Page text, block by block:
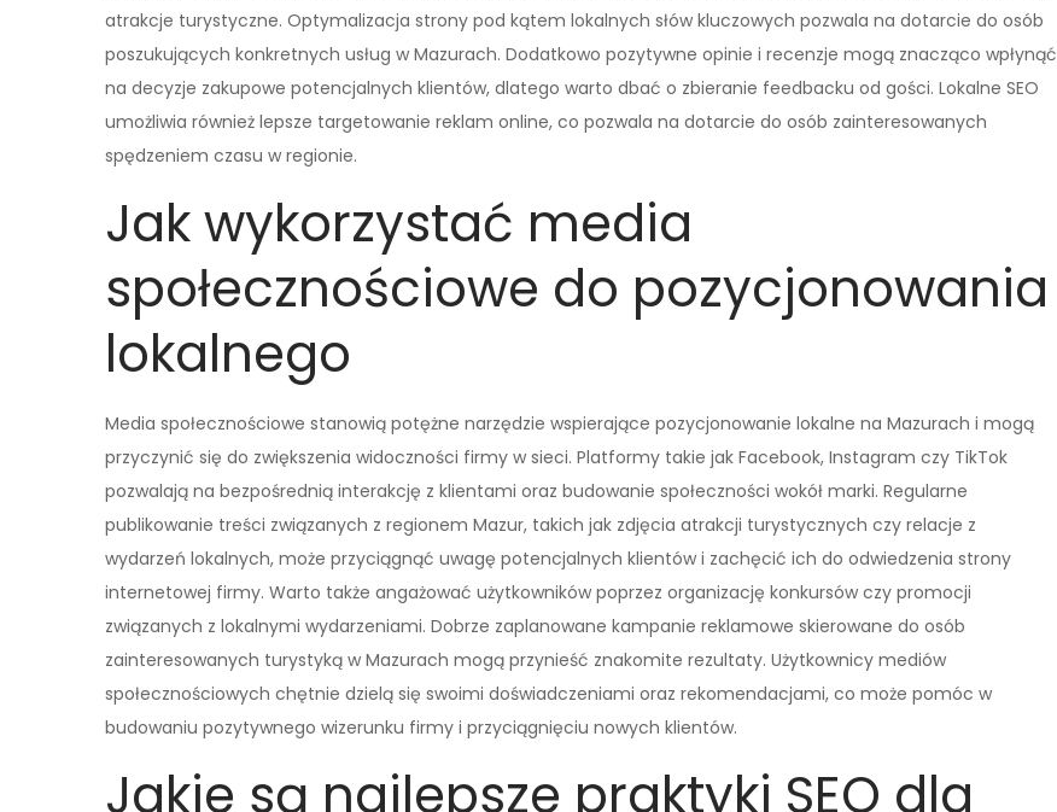
atrakcje turystyczne. Optymalizacja strony pod kątem lokalnych słów kluczowych pozwala na dotarcie do osób
poszukujących konkretnych usług w Mazurach. Dodatkowo pozytywne opinie i recenzje mogą znacząco wpłynąć
na decyzje zakupowe potencjalnych klientów, dlatego warto dbać o zbieranie feedbacku od gości. Lokalne SEO
umożliwia również lepsze targetowanie reklam online, co pozwala na dotarcie do osób zainteresowanych
spędzeniem czasu w regionie.
Jak wykorzystać media
społecznościowe do pozycjonowania
lokalnego
Media społecznościowe stanowią potężne narzędzie wspierające pozycjonowanie lokalne na Mazurach i mogą
przyczynić się do zwiększenia widoczności firmy w sieci. Platformy takie jak Facebook, Instagram czy TikTok
pozwalają na bezpośrednią interakcję z klientami oraz budowanie społeczności wokół marki. Regularne
publikowanie treści związanych z regionem Mazur, takich jak zdjęcia atrakcji turystycznych czy relacje z
wydarzeń lokalnych, może przyciągnąć uwagę potencjalnych klientów i zachęcić ich do odwiedzenia strony
internetowej firmy. Warto także angażować użytkowników poprzez organizację konkursów czy promocji
związanych z lokalnymi wydarzeniami. Dobrze zaplanowane kampanie reklamowe skierowane do osób
zainteresowanych turystyką w Mazurach mogą przynieść znakomite rezultaty. Użytkownicy mediów
społecznościowych chętnie dzielą się swoimi doświadczeniami oraz rekomendacjami, co może pomóc w
budowaniu pozytywnego wizerunku firmy i przyciągnięciu nowych klientów.
Jakie są najlepsze praktyki SEO dla